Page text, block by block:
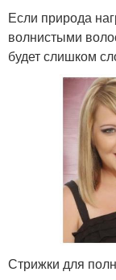
Если природа
волнистыми
будет слишком
Стрижки для